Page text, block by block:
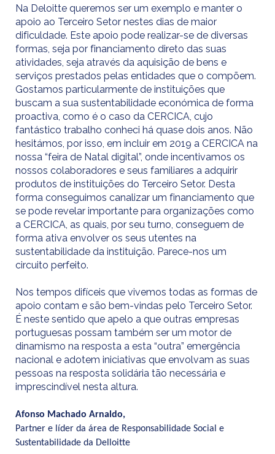
Na Deloitte queremos ser um exemplo e manter o
apoio ao Terceiro Setor nestes dias de maior
dificuldade. Este apoio pode realizar-se de diversas
formas, seja por financiamento direto das suas
atividades, seja através da aquisição de bens e
serviços prestados pelas entidades que o compõem.
Gostamos particularmente de instituições que
buscam a sua sustentabilidade económica de forma
proactiva, como é o caso da CERCICA, cujo
fantástico trabalho conheci há quase dois anos. Não
hesitámos, por isso, em incluir em 2019 a CERCICA na
nossa “feira de Natal digital”, onde incentivamos os
nossos colaboradores e seus familiares a adquirir
produtos de instituições do Terceiro Setor. Desta
forma conseguimos canalizar um financiamento que
se pode revelar importante para organizações como
a CERCICA, as quais, por seu turno, conseguem de
forma ativa envolver os seus utentes na
sustentabilidade da instituição. Parece-nos um
circuito perfeito.
Nos tempos difíceis que vivemos todas as formas de
apoio contam e são bem-vindas pelo Terceiro Setor.
É neste sentido que apelo a que outras empresas
portuguesas possam também ser um motor de
dinamismo na resposta a esta “outra” emergência
nacional e adotem iniciativas que envolvam as suas
pessoas na resposta solidária tão necessária e
imprescindível nesta altura.
Afonso Machado Arnaldo,
Partner e líder da área de Responsabilidade Social e
Sustentabilidade da Delloitte